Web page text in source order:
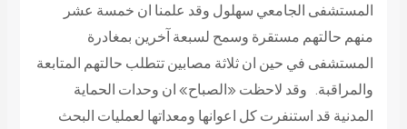
المستشفى الجامعي سهلول وقد علمنا ان خمسة عشر
منهم حالتهم مستقرة وسمح لسبعة آخرين بمغادرة
المستشفى في حين ان ثلاثة مصابين تتطلب حالتهم المتابعة
والمراقبة. وقد لاحظت «الصباح» ان وحدات الحماية
المدنية قد استنفرت كل اعوانها ومعداتها لعمليات البحث